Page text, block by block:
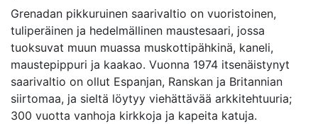
Grenadan pikkuruinen saarivaltio on vuoristoinen,
tuliperäinen ja hedelmällinen maustesaari, jossa
tuoksuvat muun muassa muskottipähkinä, kaneli,
maustepippuri ja kaakao. Vuonna 1974 itsenäistynyt
saarivaltio on ollut Espanjan, Ranskan ja Britannian
siirtomaa, ja sieltä löytyy viehättävää arkkitehtuuria;
300 vuotta vanhoja kirkkoja ja kapeita katuja.